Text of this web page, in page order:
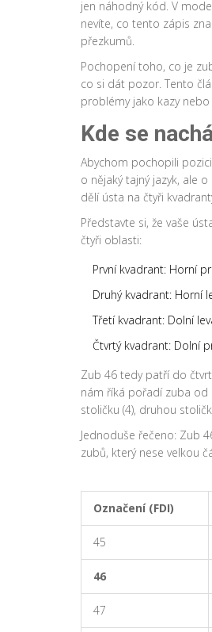
jen náhodný kód. V
nevíte, co tento zápis
přezkumů.
Pochopení toho, co je
co si dát pozor. Tento
problémy jako kazy nebo
Kde se
Abychom pochopili
o nějaký tajný jazyk, ale
dělí ústa na čtyři
Představte si, že vaše
čtyři oblasti:
První kvadrant: Horní
Druhý kvadrant: Horní
Třetí kvadrant: Dolní
Čtvrtý kvadrant: Dolní
Zub 46 tedy patří do
nám říká pořadí zuba od
stoličku (4), druhou
Jednoduše řečeno: Zub
zubů, který nese velkou
Označení (FDI)
45
46
47